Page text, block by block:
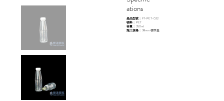
ations
產品型號： FT-PET-022
物料： PET
容量： 350ml
瓶口規格： 38mm 標準蓋